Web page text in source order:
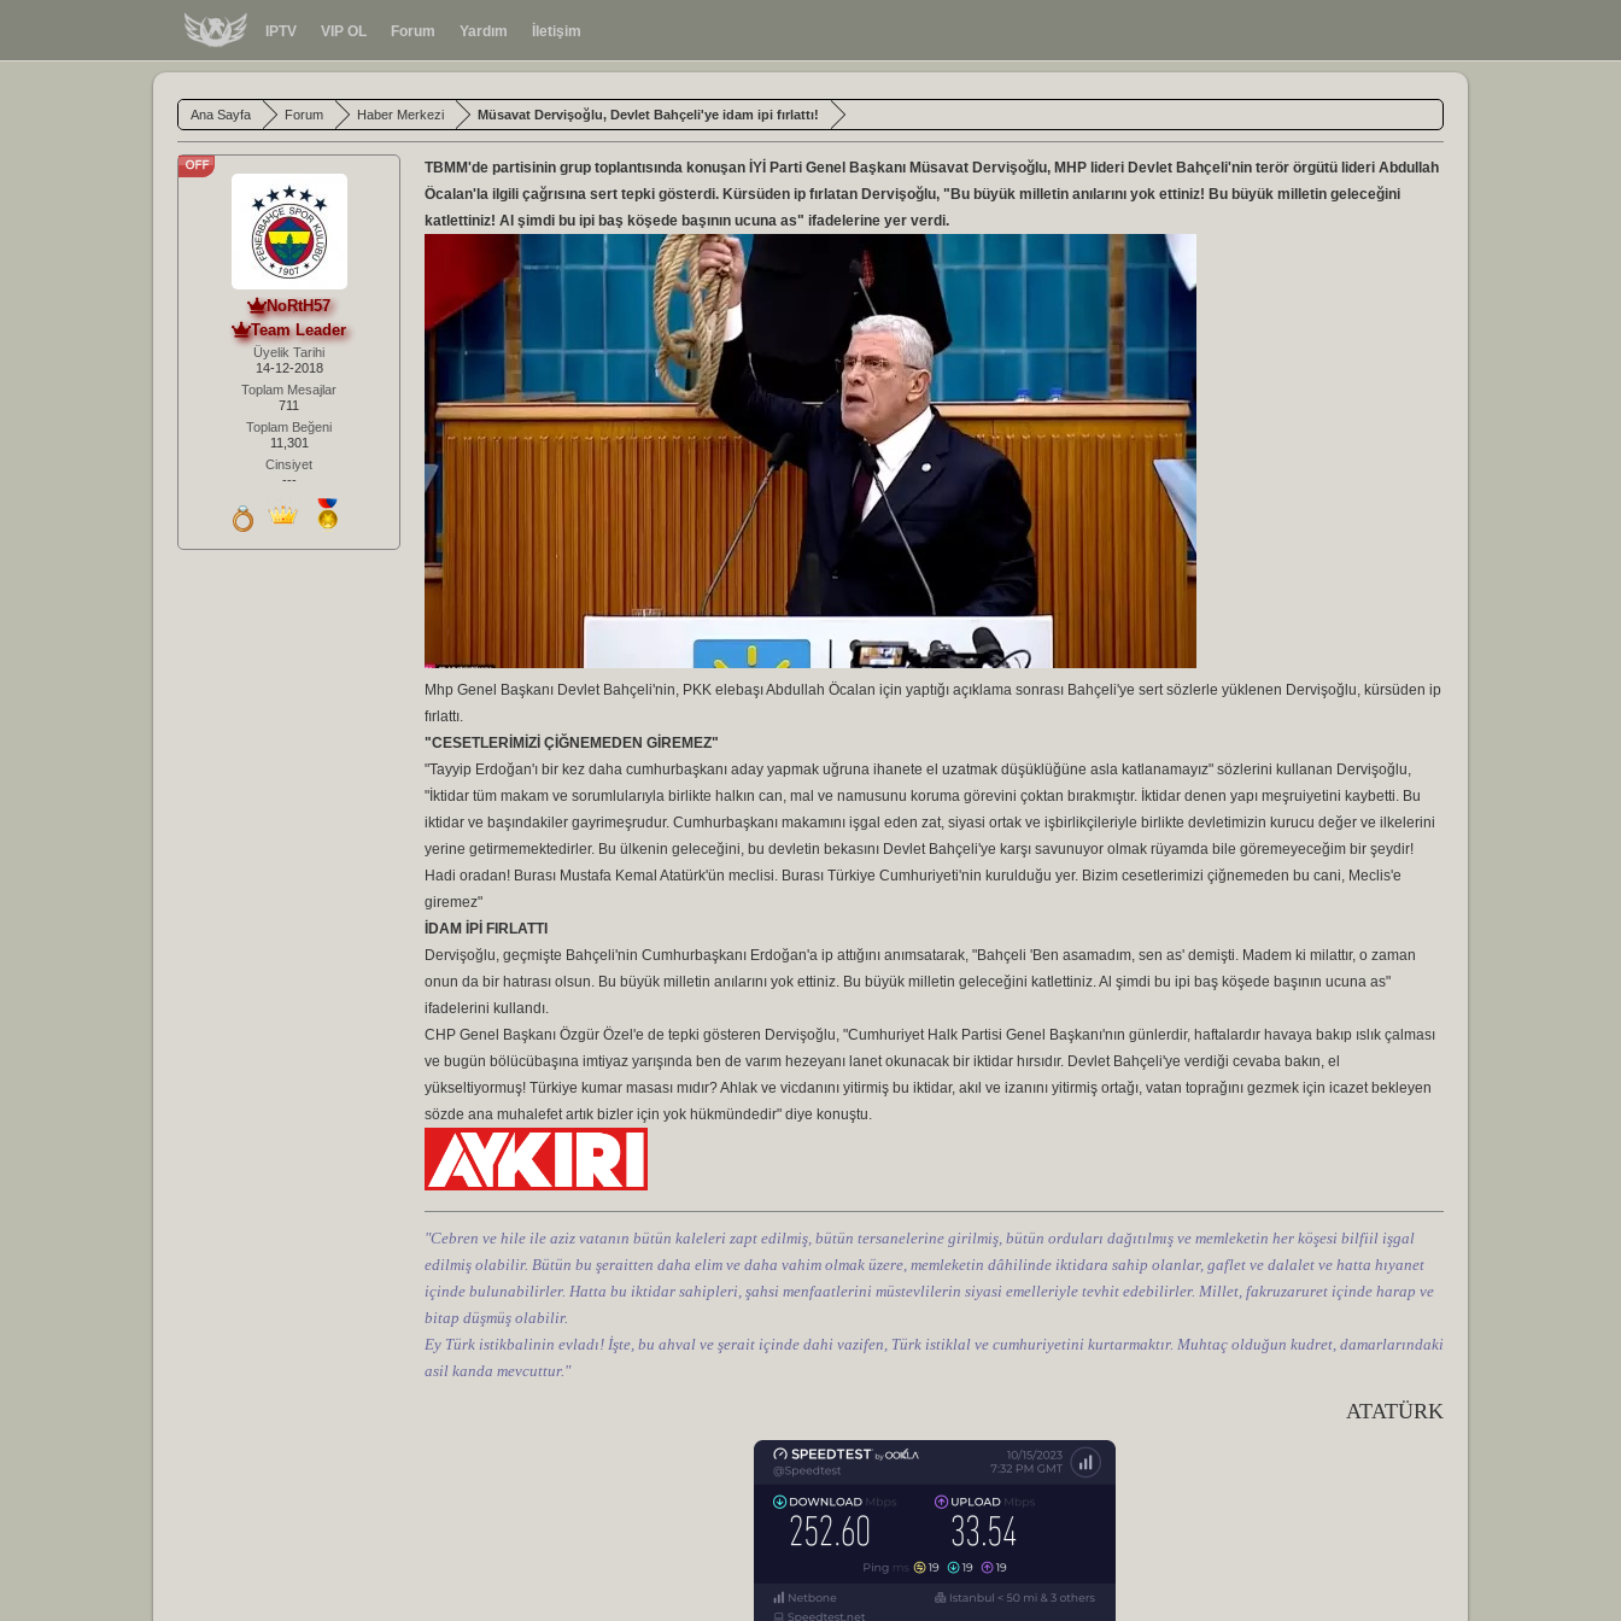
IPTV VIP OL Forum Yardım İletişim
Ana Sayfa Forum Haber Merkezi Müsavat Dervişoğlu, Devlet Bahçeli'ye idam ipi fırlattı!
NoRtH57
Team Leader
Üyelik Tarihi
14-12-2018
Toplam Mesajlar
711
Toplam Beğeni
11,301
Cinsiyet
---
TBMM'de partisinin grup toplantısında konuşan İYİ Parti Genel Başkanı Müsavat Dervişoğlu, MHP lideri Devlet Bahçeli'nin terör örgütü lideri Abdullah
Öcalan'la ilgili çağrısına sert tepki gösterdi. Kürsüden ip fırlatan Dervişoğlu, "Bu büyük milletin anılarını yok ettiniz! Bu büyük milletin geleceğini
katlettiniz! Al şimdi bu ipi baş köşede başının ucuna as" ifadelerine yer verdi.
Mhp Genel Başkanı Devlet Bahçeli'nin, PKK elebaşı Abdullah Öcalan için yaptığı açıklama sonrası Bahçeli'ye sert sözlerle yüklenen Dervişoğlu, kürsüden ip
fırlattı.
"CESETLERİMİZİ ÇİĞNEMEDEN GİREMEZ"
"Tayyip Erdoğan'ı bir kez daha cumhurbaşkanı aday yapmak uğruna ihanete el uzatmak düşüklüğüne asla katlanamayız" sözlerini kullanan Dervişoğlu,
"İktidar tüm makam ve sorumlularıyla birlikte halkın can, mal ve namusunu koruma görevini çoktan bırakmıştır. İktidar denen yapı meşruiyetini kaybetti. Bu
iktidar ve başındakiler gayrimeşrudur. Cumhurbaşkanı makamını işgal eden zat, siyasi ortak ve işbirlikçileriyle birlikte devletimizin kurucu değer ve ilkelerini
yerine getirmemektedirler. Bu ülkenin geleceğini, bu devletin bekasını Devlet Bahçeli'ye karşı savunuyor olmak rüyamda bile göremeyeceğim bir şeydir!
Hadi oradan! Burası Mustafa Kemal Atatürk'ün meclisi. Burası Türkiye Cumhuriyeti'nin kurulduğu yer. Bizim cesetlerimizi çiğnemeden bu cani, Meclis'e
giremez"
İDAM İPİ FIRLATTI
Dervişoğlu, geçmişte Bahçeli'nin Cumhurbaşkanı Erdoğan'a ip attığını anımsatarak, "Bahçeli 'Ben asamadım, sen as' demişti. Madem ki milattır, o zaman
onun da bir hatırası olsun. Bu büyük milletin anılarını yok ettiniz. Bu büyük milletin geleceğini katlettiniz. Al şimdi bu ipi baş köşede başının ucuna as"
ifadelerini kullandı.
CHP Genel Başkanı Özgür Özel'e de tepki gösteren Dervişoğlu, "Cumhuriyet Halk Partisi Genel Başkanı'nın günlerdir, haftalardır havaya bakıp ıslık çalması
ve bugün bölücübaşına imtiyaz yarışında ben de varım hezeyanı lanet okunacak bir iktidar hırsıdır. Devlet Bahçeli'ye verdiği cevaba bakın, el
yükseltiyormuş! Türkiye kumar masası mıdır? Ahlak ve vicdanını yitirmiş bu iktidar, akıl ve izanını yitirmiş ortağı, vatan toprağını gezmek için icazet bekleyen
sözde ana muhalefet artık bizler için yok hükmündedir" diye konuştu.
"Cebren ve hile ile aziz vatanın bütün kaleleri zapt edilmiş, bütün tersanelerine girilmiş, bütün orduları dağıtılmış ve memleketin her köşesi bilfiil işgal
edilmiş olabilir. Bütün bu şeraitten daha elim ve daha vahim olmak üzere, memleketin dâhilinde iktidara sahip olanlar, gaflet ve dalalet ve hatta hıyanet
içinde bulunabilirler. Hatta bu iktidar sahipleri, şahsi menfaatlerini müstevlilerin siyasi emelleriyle tevhit edebilirler. Millet, fakruzaruret içinde harap ve
bitap düşmüş olabilir.
Ey Türk istikbalinin evladı! İşte, bu ahval ve şerait içinde dahi vazifen, Türk istiklal ve cumhuriyetini kurtarmaktır. Muhtaç olduğun kudret, damarlarındaki
asil kanda mevcuttur."
ATATÜRK